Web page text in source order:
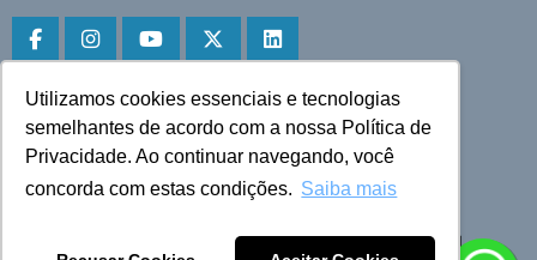
Utilizamos cookies essenciais e tecnologias
semelhantes de acordo com a nossa Política de
Privacidade. Ao continuar navegando, você
concorda com estas condições. Saiba mais
Faça download do aplicativo
Play Store e App Store
Todos os direitos reservados © 2025 Cruzeiro do Sul